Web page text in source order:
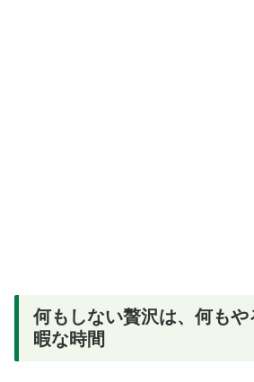
何もしない贅沢は、何も
暇な時間